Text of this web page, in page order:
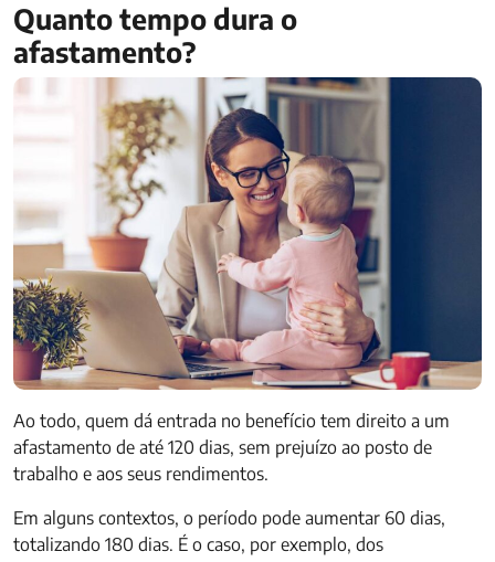
Quanto tempo dura o
afastamento?
Ao todo, quem dá entrada no benefício tem direito a um
afastamento de até 120 dias, sem prejuízo ao posto de
trabalho e aos seus rendimentos.
Em alguns contextos, o período pode aumentar 60 dias,
totalizando 180 dias. É o caso, por exemplo, dos